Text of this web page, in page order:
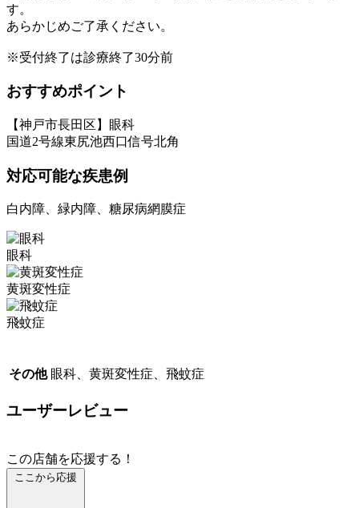
す。
あらかじめご了承ください。
※受付終了は診療終了30分前
おすすめポイント
【神戸市長田区】眼科
国道2号線東尻池西口信号北角
対応可能な疾患例
白内障、緑内障、糖尿病網膜症
眼科
黄斑変性症
飛蚊症
その他 眼科、黄斑変性症、飛蚊症
ユーザーレビュー
この店舗を応援する！
ここから応援